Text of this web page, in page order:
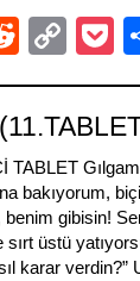
Reddit
Link
bakıyorum,
gibisin!
üstü
karar verdin?”